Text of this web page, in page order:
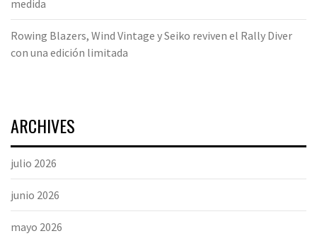
medida
Rowing Blazers, Wind Vintage y Seiko reviven el Rally Diver
con una edición limitada
ARCHIVES
julio 2026
junio 2026
mayo 2026